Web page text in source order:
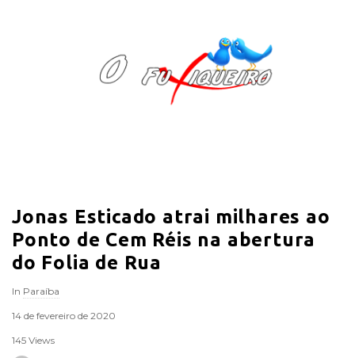
F
q
u
e
Jonas Esticado atrai milhares ao
Ponto de Cem Réis na abertura
do Folia de Rua
In Paraíba
14 de fevereiro de 2020
145 Views